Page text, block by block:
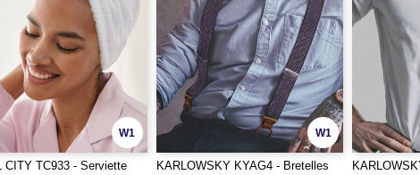
W1
CITY TC933 - Serviette
W1
KARLOWSKY KYAG4 - Bretelles